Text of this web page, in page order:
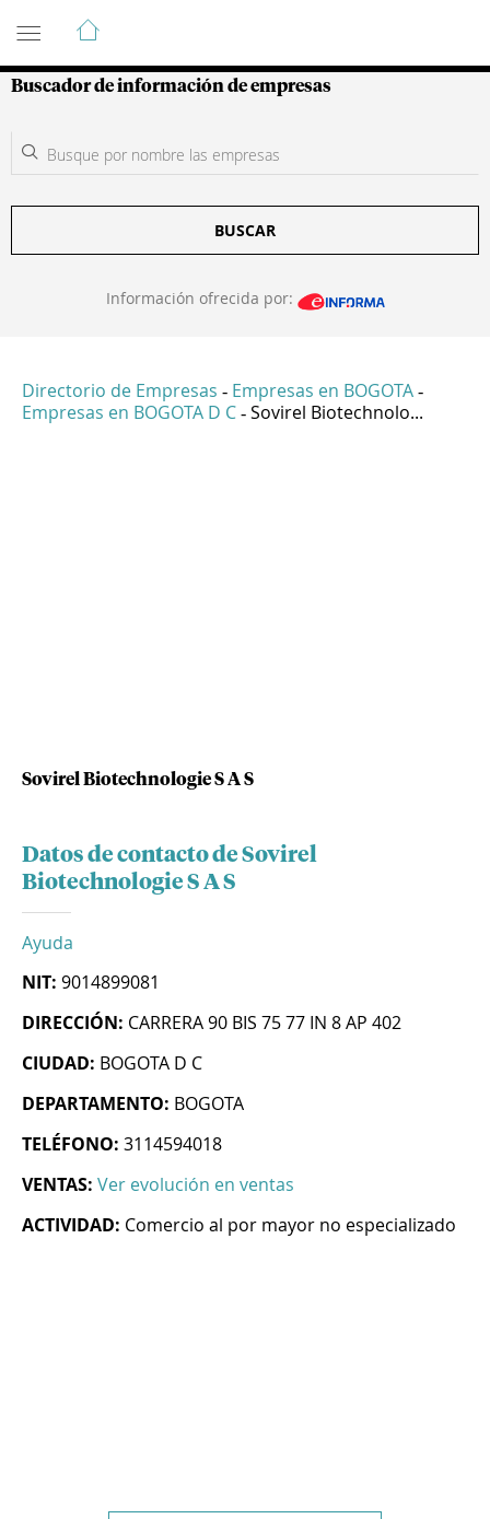
Guía de Empresas Colombianas
Buscador de información de empresas
BUSCAR
Información ofrecida por:
Directorio de Empresas - Empresas en BOGOTA -
Empresas en BOGOTA D C - Sovirel Biotechnolo...
Sovirel Biotechnologie S A S
Datos de contacto de Sovirel
Biotechnologie S A S
Ayuda
NIT: 9014899081
DIRECCIÓN: CARRERA 90 BIS 75 77 IN 8 AP 402
CIUDAD: BOGOTA D C
DEPARTAMENTO: BOGOTA
TELÉFONO: 3114594018
VENTAS: Ver evolución en ventas
ACTIVIDAD: Comercio al por mayor no especializado